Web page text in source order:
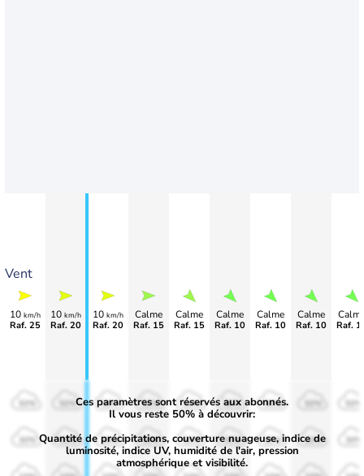
Vent
10 km/h
Raf. 25
10 km/h
Raf. 20
10 km/h
Raf. 20
Calme
Raf. 15
Calme
Raf. 15
Calme
Raf. 10
Calme
Raf. 10
Calme
Raf. 10 Raf.
50%
30%
50%
30%
50%
30%
50%
30%
50%
30%
50%
30%
50%
30% 30% 30%
Ces paramètres sont réservés aux abonnés.
Il vous reste 50% à découvrir:
Quantité de précipitations, couverture nuageuse, indice de
luminosité, indice UV, humidité de l'air, pression
atmosphérique et visibilité.